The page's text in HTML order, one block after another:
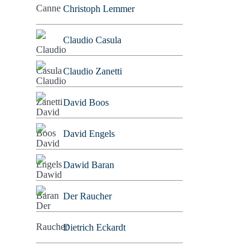
Christoph Lemmer
Claudio Casula
Claudio Zanetti
David Boos
David Engels
Dawid Baran
Der Raucher
Dietrich Eckardt